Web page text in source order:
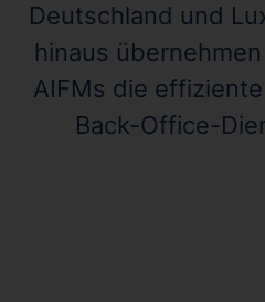
Deutschland und
hinaus
AIFMs die
Back-Office-